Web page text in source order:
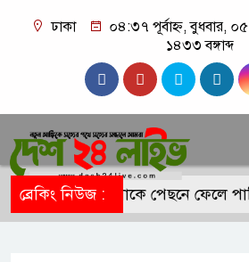
ঢাকা
০৪:৩৭ পূর্বাহ্ন, বুধবার,
১৪৩৩ বঙ্গাব্দ
ব্রেকিং নিউজ :
ক্যাটরিনাকে পেছনে ফেলে